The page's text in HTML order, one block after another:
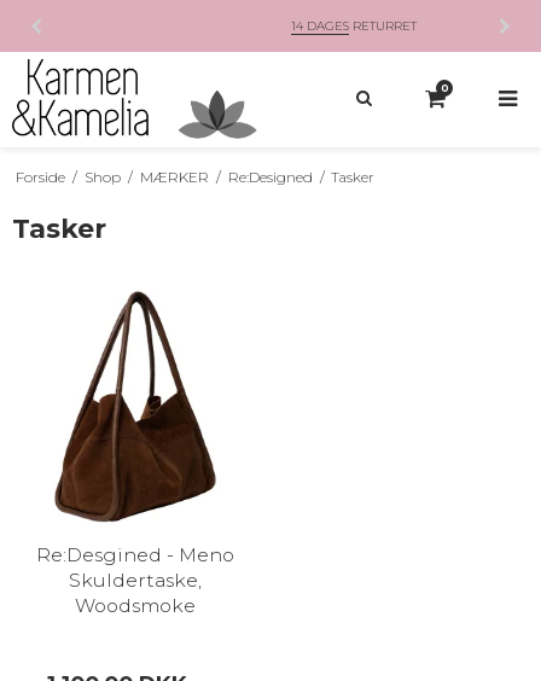
RETURRET
0
Forside / Shop / MÆRKER / Re:Designed / Tasker
Tasker
Re:Desgined - Meno
Skuldertaske,
Woodsmoke